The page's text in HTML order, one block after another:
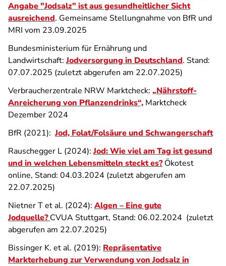
Angabe "Jodsalz" ist aus gesundheitlicher Sicht
ausreichend. Gemeinsame Stellungnahme von BfR und
MRI vom 23.09.2025
Bundesministerium für Ernährung und
Landwirtschaft:Jodversorgung in Deutschland. Stand:
07.07.2025 (zuletzt abgerufen am 22.07.2025)
Verbraucherzentrale NRW Marktcheck: „Nährstoff-
Anreicherung von Pflanzendrinks“, Marktcheck
Dezember 2024
BfR (2021):Jod, Folat/Folsäure und Schwangerschaft
Rauschegger L (2024):Jod: Wie viel am Tag ist gesund
und in welchen Lebensmitteln steckt es?Ökotest
online, Stand: 04.03.2024 (zuletzt abgerufen am
22.07.2025)
Nietner T et al. (2024): Algen – Eine gute
Jodquelle?CVUA Stuttgart, Stand: 06.02.2024 (zuletzt
abgerufen am 22.07.2025)
Bissinger K. et al. (2019): Repräsentative
Markterhebung zur Verwendung von Jodsalz in